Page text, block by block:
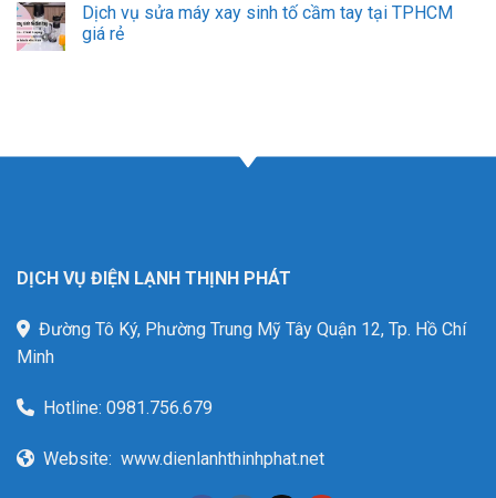
Dịch vụ sửa máy xay sinh tố cầm tay tại TPHCM
giá rẻ
DỊCH VỤ ĐIỆN LẠNH THỊNH PHÁT
Đường Tô Ký, Phường Trung Mỹ Tây Quận 12, Tp. Hồ Chí
Minh
Hotline: 0981.756.679
Website: www.dienlanhthinhphat.net